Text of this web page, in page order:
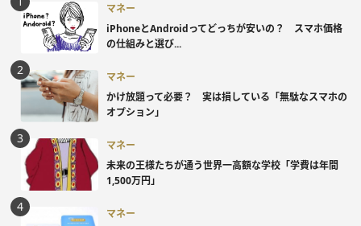
マネー
iPhoneとAndroidってどっちが安いの？ スマホ価格
の仕組みと選び...
マネー
かけ放題って必要？ 実は損している「無駄なスマホの
オプション」
マネー
未来の王様たちが通う世界一高額な学校「学費は年間
1,500万円」
マネー